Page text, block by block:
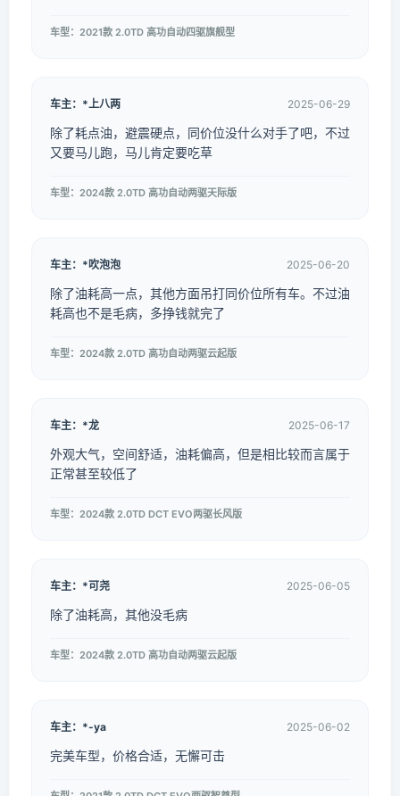
车型：2021款 2.0TD 高功自动四驱旗舰型
车主：*上八两 2025-06-29
除了耗点油，避震硬点，同价位没什么对手了吧，不过
又要马儿跑，马儿肯定要吃草
车型：2024款 2.0TD 高功自动两驱天际版
车主：*吹泡泡 2025-06-20
除了油耗高一点，其他方面吊打同价位所有车。不过油
耗高也不是毛病，多挣钱就完了
车型：2024款 2.0TD 高功自动两驱云起版
车主：*龙 2025-06-17
外观大气，空间舒适，油耗偏高，但是相比较而言属于
正常甚至较低了
车型：2024款 2.0TD DCT EVO两驱长风版
车主：*可尧 2025-06-05
除了油耗高，其他没毛病
车型：2024款 2.0TD 高功自动两驱云起版
车主：*-ya 2025-06-02
完美车型，价格合适，无懈可击